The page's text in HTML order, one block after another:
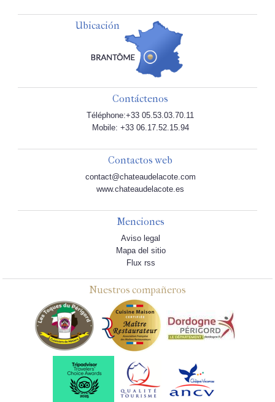
Ubicación
Contáctenos
Téléphone:+33 05.53.03.70.11
Mobile: +33 06.17.52.15.94
Contactos web
contact@chateaudelacote.com
www.chateaudelacote.es
Menciones
Aviso legal
Mapa del sitio
Flux rss
Nuestros compañeros